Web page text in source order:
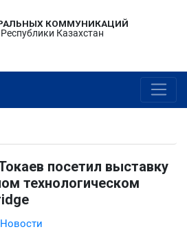
КОММУНИКАЦИЙ
Казахстан
посетил выставку
технологическом
Новости